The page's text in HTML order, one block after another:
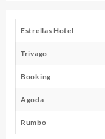
Estrellas Hotel
Trivago
Booking
Agoda
Rumbo